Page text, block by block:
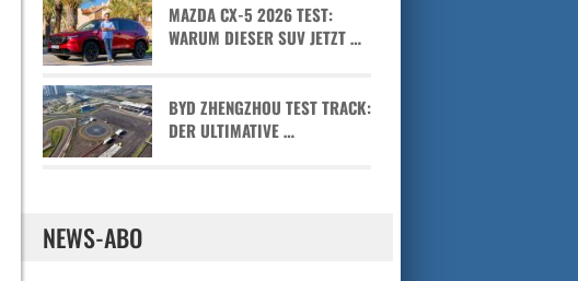
MAZDA CX-5 2026 TEST:
WARUM DIESER SUV JETZT …
BYD ZHENGZHOU TEST TRACK:
DER ULTIMATIVE …
NEWS-ABO